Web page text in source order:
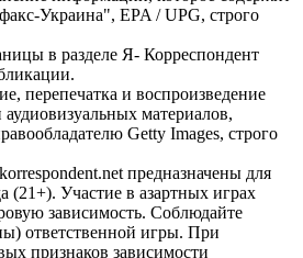
Украина", EPA / UPG, строго
в разделе Я- Корреспондент
перепечатка и воспроизведение
материалов,
Getty Images, строго
предназначены для
(21+). Участие в азартных играх
зависимость. Соблюдайте
ответственной игры. При
признаков зависимости